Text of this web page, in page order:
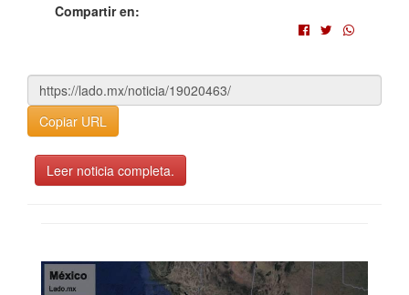
Compartir en:
Copiar URL
Leer noticia completa.